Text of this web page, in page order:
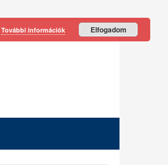
További információk Elfogadom